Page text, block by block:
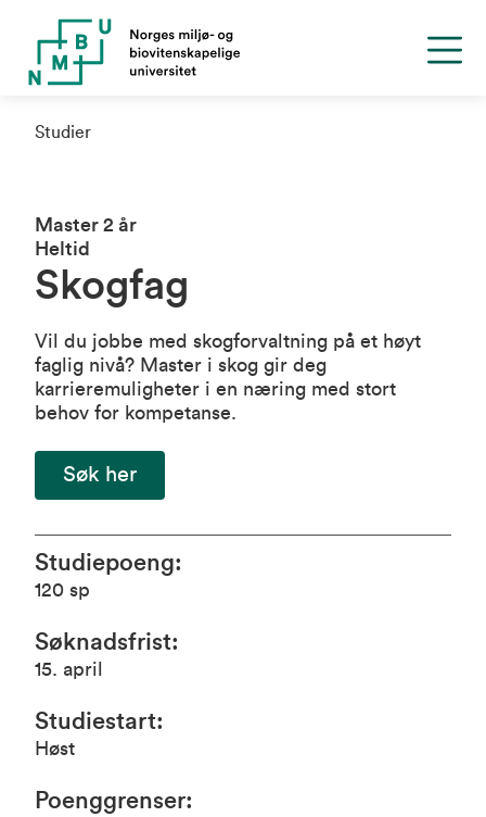
Studier
Master 2 år
Heltid
Skogfag
Vil du jobbe med skogforvaltning på et høyt
faglig nivå? Master i skog gir deg
karrieremuligheter i en næring med stort
behov for kompetanse.
Søk her
Studiepoeng:
120 sp
Søknadsfrist:
15. april
Studiestart:
Høst
Poenggrenser: